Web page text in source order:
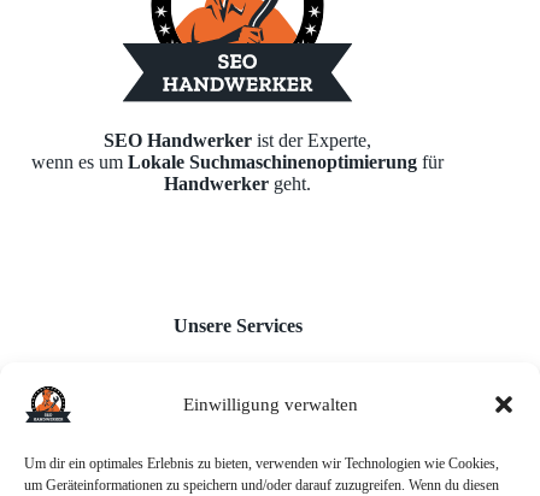
Einwilligung verwalten
Um dir ein optimales Erlebnis zu bieten, verwenden wir Technologien wie Cookies,
um Geräteinformationen zu speichern und/oder darauf zuzugreifen. Wenn du diesen
SEO Handwerker ist der Experte,
wenn es umLokale Suchmaschinenoptimierung für
Handwerker geht.
Unsere Services
Webseiten für Handwerker
Google Unternehmensprofil
Backlink-Aufbau